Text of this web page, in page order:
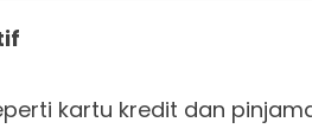
kartu kredit dan